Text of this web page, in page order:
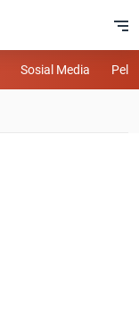
Sosial Media